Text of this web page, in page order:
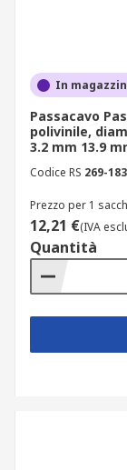
In
Passacavo
polivinile,
3.2 mm 13.9
Codice RS 269-
Prezzo per 1
12,21 €(IVA
Quantità